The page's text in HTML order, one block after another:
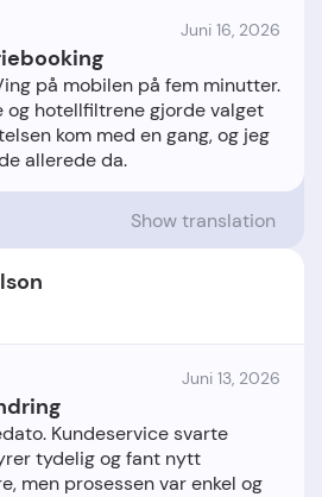
Juni 16, 2026
på mobilen på fem minutter.
og hotellfiltrene gjorde valget
kom med en gang, og jeg
Show translation
Juni 13, 2026
Kundeservice svarte
tydelig og fant nytt
men prosessen var enkel og